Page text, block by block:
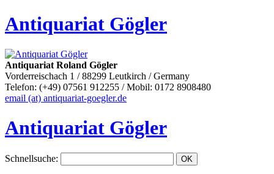
Antiquariat Gögler
Antiquariat Roland Gögler
Vorderreischach 1 / 88299 Leutkirch / Germany
Telefon: (+49) 07561 912255 / Mobil: 0172 8908480
email (at) antiquariat-goegler.de
Antiquariat Gögler
Schnellsuche: